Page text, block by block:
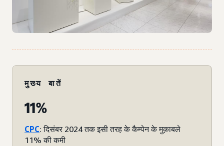
मुख्य बातें
11%
CPC: दिसंबर 2024 तक इसी तरह के कैम्पेन के मुक़ाबले
11% की कमी